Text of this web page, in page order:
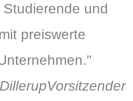
und
preiswerte
Vorsitzender